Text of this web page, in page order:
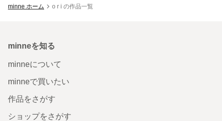
minne ホーム o r i の作品一覧
minneを知る
minneについて
minneで買いたい
作品をさがす
ショップをさがす